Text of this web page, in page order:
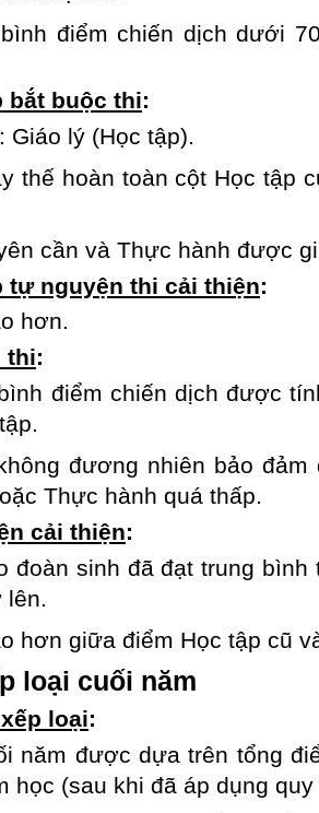
điểm chiến dịch dưới
bắt buộc thi:
Giáo lý (Học tập).
thế hoàn toàn cột Học tập
cần và Thực hành được
tự nguyện thi cải thiện:
hơn.
thi:
điểm chiến dịch được
đương nhiên bảo đảm
Thực hành quá thấp.
cải thiện:
đoàn sinh đã đạt trung bình
lên.
hơn giữa điểm Học tập cũ
loại cuối năm
loại:
năm được dựa trên tổng
học (sau khi đã áp dụng